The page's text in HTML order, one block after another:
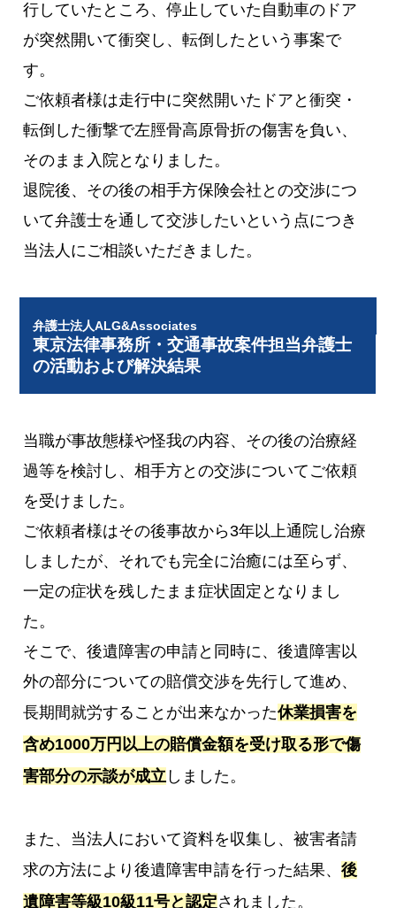
行していたところ、停止していた自動車のドア
が突然開いて衝突し、転倒したという事案で
す。
ご依頼者様は走行中に突然開いたドアと衝突・
転倒した衝撃で左脛骨高原骨折の傷害を負い、
そのまま入院となりました。
退院後、その後の相手方保険会社との交渉につ
いて弁護士を通して交渉したいという点につき
当法人にご相談いただきました。
弁護士法人ALG&Associates
東京法律事務所・交通事故案件担当弁護士
の活動および解決結果
当職が事故態様や怪我の内容、その後の治療経
過等を検討し、相手方との交渉についてご依頼
を受けました。
ご依頼者様はその後事故から3年以上通院し治療
しましたが、それでも完全に治癒には至らず、
一定の症状を残したまま症状固定となりまし
た。
そこで、後遺障害の申請と同時に、後遺障害以
外の部分についての賠償交渉を先行して進め、
長期間就労することが出来なかった休業損害を
含め1000万円以上の賠償金額を受け取る形で傷
害部分の示談が成立 しました。
また、当法人において資料を収集し、被害者請
求の方法により後遺障害申請を行った結果、後
遺障害等級10級11号と認定されました。